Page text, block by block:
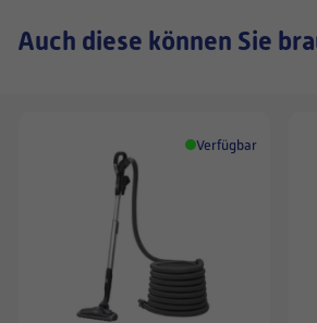
Auch diese können Sie
Verfügbar